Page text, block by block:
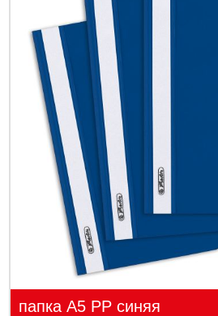
папка А5 PP синяя